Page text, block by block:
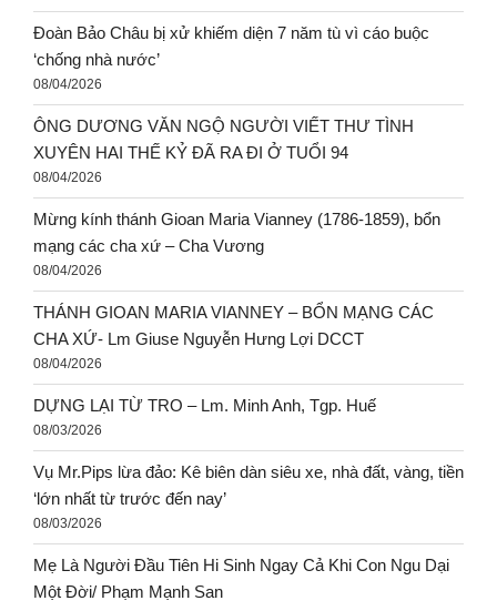
Đoàn Bảo Châu bị xử khiếm diện 7 năm tù vì cáo buộc
‘chống nhà nước’
08/04/2026
ÔNG DƯƠNG VĂN NGỘ NGƯỜI VIẾT THƯ TÌNH
XUYÊN HAI THẾ KỶ ĐÃ RA ĐI Ở TUỔI 94
08/04/2026
Mừng kính thánh Gioan Maria Vianney (1786-1859), bổn
mạng các cha xứ – Cha Vương
08/04/2026
THÁNH GIOAN MARIA VIANNEY – BỔN MẠNG CÁC
CHA XỨ- Lm Giuse Nguyễn Hưng Lợi DCCT
08/04/2026
DỰNG LẠI TỪ TRO – Lm. Minh Anh, Tgp. Huế
08/03/2026
Vụ Mr.Pips lừa đảo: Kê biên dàn siêu xe, nhà đất, vàng, tiền
‘lớn nhất từ trước đến nay’
08/03/2026
Mẹ Là Người Đầu Tiên Hi Sinh Ngay Cả Khi Con Ngu Dại
Một Đời/ Phạm Mạnh San